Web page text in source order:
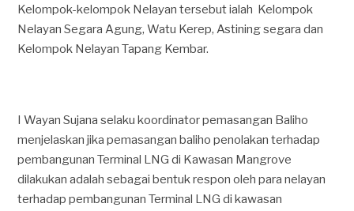
Kelompok-kelompok Nelayan tersebut ialah Kelompok
Nelayan Segara Agung, Watu Kerep, Astining segara dan
Kelompok Nelayan Tapang Kembar.
I Wayan Sujana selaku koordinator pemasangan Baliho
menjelaskan jika pemasangan baliho penolakan terhadap
pembangunan Terminal LNG di Kawasan Mangrove
dilakukan adalah sebagai bentuk respon oleh para nelayan
terhadap pembangunan Terminal LNG di kawasan